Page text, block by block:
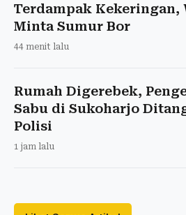
Terdampak Kekeringan,
Minta Sumur Bor
44 menit lalu
Rumah Digerebek,
Sabu di Sukoharjo
Polisi
1 jam lalu